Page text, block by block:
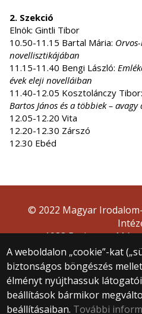
2. Szekció
Elnök: Gintli Tibor
10.50-11.15 Bartal Mária:
novellisztikájában
11.15-11.40 Bengi László:
évek eleji novelláiban
11.40-12.05 Kosztolánczy Tibor:
Bartos János és a többiek –
12.05-12.20 Vita
12.20-12.30 Zárszó
12.30 Ebéd
A weboldalon „cookie”-kat
biztonságos böngészés
élményt nyújthassuk
beállítások bármikor
beállításaiban. További
© 2022 Magyar
1088 Budapest,